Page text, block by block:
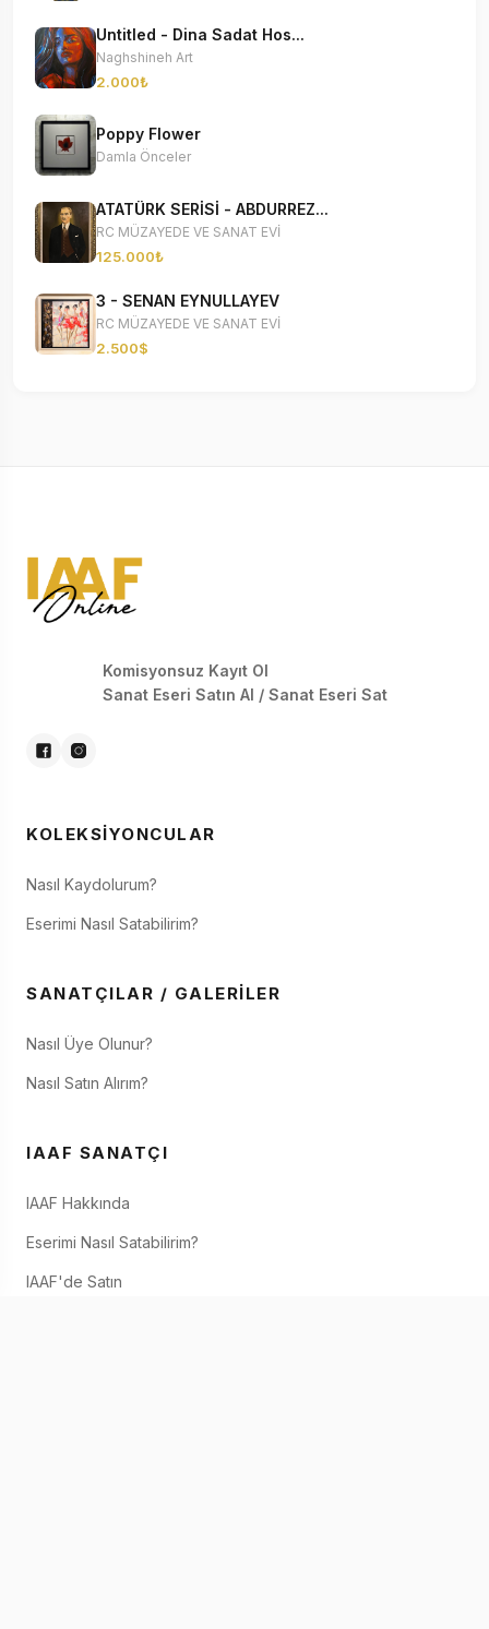
Untitled - Dina Sadat Hos...
Naghshineh Art
2.000₺
Poppy Flower
Damla Önceler
ATATÜRK SERİSİ - ABDURREZ...
RC MÜZAYEDE VE SANAT EVİ
125.000₺
3 - SENAN EYNULLAYEV
RC MÜZAYEDE VE SANAT EVİ
2.500$
Komisyonsuz Kayıt Ol
Sanat Eseri Satın Al / Sanat Eseri Sat
KOLEKSIYONCULAR
Nasıl Kaydolurum?
Eserimi Nasıl Satabilirim?
SANATÇILAR / GALERILER
Nasıl Üye Olunur?
Nasıl Satın Alırım?
IAAF SANATÇI
IAAF Hakkında
Eserimi Nasıl Satabilirim?
IAAF'de Satın